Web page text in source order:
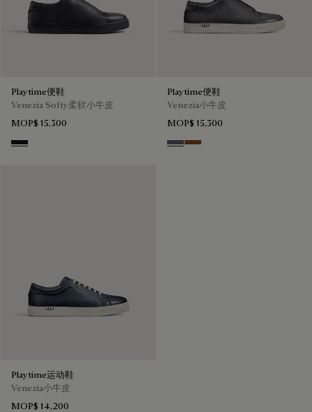
Playtime便鞋
Venezia Softy柔软小牛皮
MOP$ 15,300
Nero Grigio
Playtime便鞋
Venezia小牛皮
MOP$ 15,300
Light Aluminio
Cacao Intenso
Playtime运动鞋
Venezia小牛皮
MOP$ 14,200